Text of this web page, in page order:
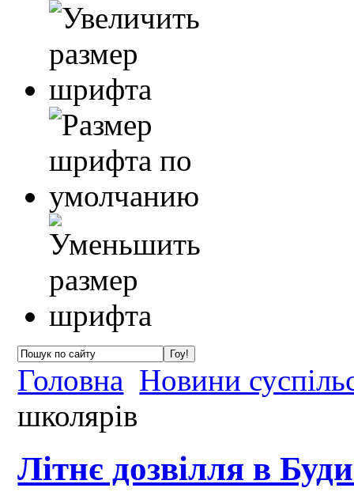
Головна Новини
школярів
Літнє дозвілля в